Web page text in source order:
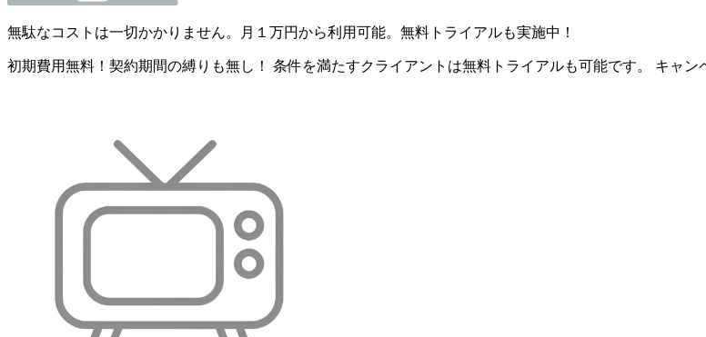
無駄なコストは一切かかりません。月１万円から利用可能。無料トライアルも実施中！
初期費用無料！契約期間の縛りも無し！ 条件を満たすクライアントは無料トライアルも可能です。 キャン